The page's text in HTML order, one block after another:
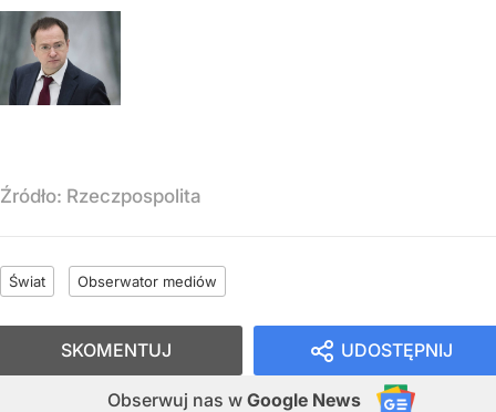
Źródło: Rzeczpospolita
Świat Obserwator mediów
UDOSTĘPNIJ
Obserwuj nas w Google News
SKOMENTUJ